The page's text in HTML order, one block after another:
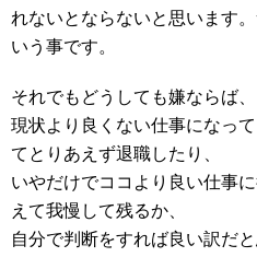
れないとならないと思います
いう事です。
それでもどうしても嫌ならば、
現状より良くない仕事になっ
てとりあえず退職したり、
いやだけでココより良い仕事
えて我慢して残るか、
自分で判断をすれば良い訳だと